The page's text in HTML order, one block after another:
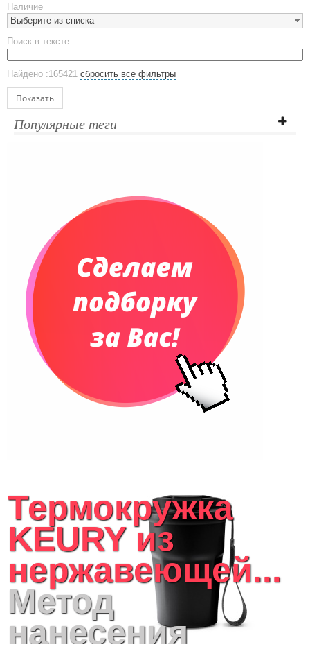
Стаканы
Эко кружки
ЕВРОПОСУДА
Аксессуары
Ежедневники и блокноты
Датированные ежедневники
Планинги недатированные
Телефонные книжки
Сумки и Рюкзаки
Сумки для планшетов и ноутбуков
Рюкзаки
Конференц-сумки
Сумки для покупок промо
Несессеры и косметички
Сумки дорожные
Текстиль для ванной комнаты
Кухонные приспособления
Кухонный текстиль
Ножи разделочные доски
Фоторамки и фотоальбомы
Уход за обувью
Игрушки
Шкатулки
Декоративные подушки
Наличие
Выберите из списка
Поиск в тексте
Найдено :165421 сбросить все фильтры
Показать
Популярные теги
Термокружка
KEURY из
нержавеющей...
Метод
нанесения